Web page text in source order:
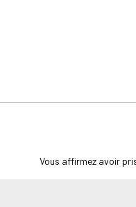
Vous affirmez avoir